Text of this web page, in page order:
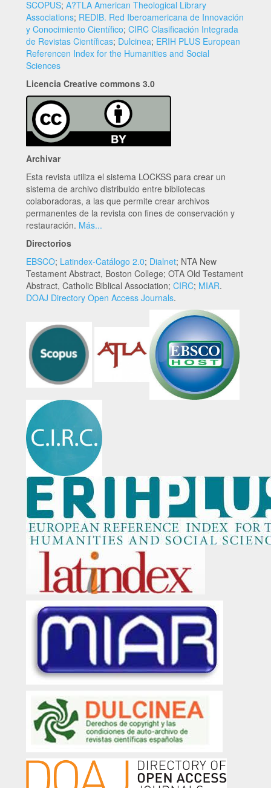
SCOPUS; A?TLA American Theological Library
Associations; REDIB. Red Iberoamericana de Innovación
y Conocimiento Científico; CIRC Clasificación Integrada
de Revistas Científicas; Dulcinea; ERIH PLUS European
Referencen Index for the Humanities and Social
Sciences
Licencia Creative commons 3.0
Archivar
Esta revista utiliza el sistema LOCKSS para crear un
sistema de archivo distribuido entre bibliotecas
colaboradoras, a las que permite crear archivos
permanentes de la revista con fines de conservación y
restauración. Más...
Directorios
EBSCO; Latindex-Catálogo 2.0; Dialnet; NTA New
Testament Abstract, Boston College; OTA Old Testament
Abstract, Catholic Biblical Association; CIRC; MIAR.
DOAJ Directory Open Access Journals.